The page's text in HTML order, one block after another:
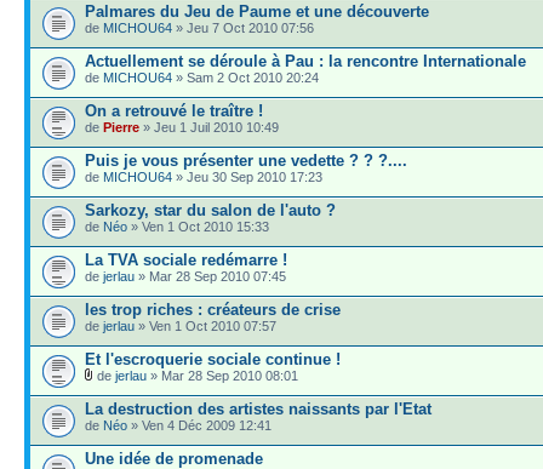
Palmares du Jeu de Paume et une découverte
de MICHOU64 » Jeu 7 Oct 2010 07:56
Actuellement se déroule à Pau : la rencontre Internationale
de MICHOU64 » Sam 2 Oct 2010 20:24
On a retrouvé le traître !
de Pierre » Jeu 1 Juil 2010 10:49
Puis je vous présenter une vedette ? ? ?....
de MICHOU64 » Jeu 30 Sep 2010 17:23
Sarkozy, star du salon de l'auto ?
de Néo » Ven 1 Oct 2010 15:33
La TVA sociale redémarre !
de jerlau » Mar 28 Sep 2010 07:45
les trop riches : créateurs de crise
de jerlau » Ven 1 Oct 2010 07:57
Et l'escroquerie sociale continue !
de jerlau » Mar 28 Sep 2010 08:01
La destruction des artistes naissants par l'Etat
de Néo » Ven 4 Déc 2009 12:41
Une idée de promenade